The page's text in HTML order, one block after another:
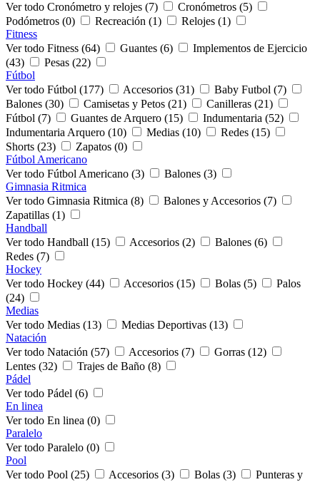
Ver todo Cronómetro y relojes (7)
Cronómetros (5)
Podómetros (0)
Recreación (1)
Relojes (1)
Fitness
Ver todo Fitness (64)
Guantes (6)
Implementos de Ejercicio
(43)
Pesas (22)
Fútbol
Ver todo Fútbol (177)
Accesorios (31)
Baby Futbol (7)
Balones (30)
Camisetas y Petos (21)
Canilleras (21)
Fútbol (7)
Guantes de Arquero (15)
Indumentaria (52)
Indumentaria Arquero (10)
Medias (10)
Redes (15)
Shorts (23)
Zapatos (0)
Fútbol Americano
Ver todo Fútbol Americano (3)
Balones (3)
Gimnasia Ritmica
Ver todo Gimnasia Ritmica (8)
Balones y Accesorios (7)
Zapatillas (1)
Handball
Ver todo Handball (15)
Accesorios (2)
Balones (6)
Redes (7)
Hockey
Ver todo Hockey (44)
Accesorios (15) Bolas (5)
Palos
(24)
Medias
Ver todo Medias (13)
Medias Deportivas (13)
Natación
Ver todo Natación (57)
Accesorios (7)
Gorras (12)
Lentes (32)
Trajes de Baño (8)
Pádel
Ver todo Pádel (6)
En linea
Ver todo En linea (0)
Paralelo
Ver todo Paralelo (0)
Pool
Ver todo Pool (25)
Accesorios (3) Bolas (3)
Punteras y